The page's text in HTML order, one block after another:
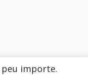
peu importe.